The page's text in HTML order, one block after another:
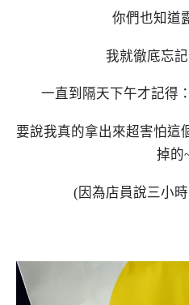
你們也知道
我就徹底忘
一直到隔天下午才記得
要說我真的拿出來超害怕這
掉的
(因為店員說三小